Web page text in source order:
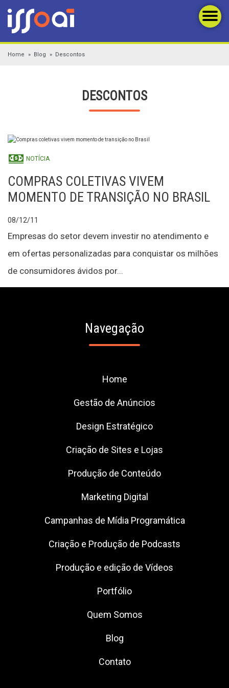
Home Blog Descontos
DESCONTOS
NOTÍCIA
COMPRAS COLETIVAS VIVEM
MOMENTO DE TRANSIÇÃO NO BRASIL
08/12/11
Empresas do setor devem investir no atendimento e
em ofertas personalizadas para conquistar os milhões
de consumidores ávidos por...
Navegação
Home
Gestão de Anúncios
Design Estratégico
Criação de Sites e Lojas
Produção de Conteúdo
Marketing Digital
Campanhas de Mídia Programática
Criação e Produção de Podcasts
Produção e edição de Vídeos
Portfólio
Quem Somos
Blog
Contato